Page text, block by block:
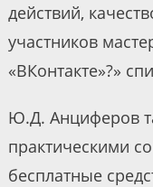
действий,
участников
«ВКонтакте»?»
Ю.Д. Анциферов
практическими
бесплатные